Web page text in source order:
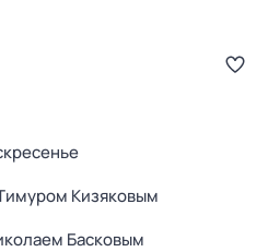
Кизяковым
Басковым